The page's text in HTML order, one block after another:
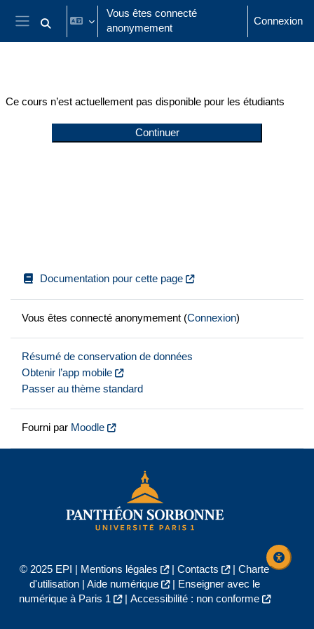
Passer au contenu principal
Panneau latéral
Activer/désactiver la saisie de recherche
Vous êtes connecté
anonymement
Connexion
Ce cours n’est actuellement pas disponible pour les étudiants
Continuer
Documentation pour cette page
Vous êtes connecté anonymement (Connexion)
Résumé de conservation de données
Obtenir l’app mobile
Passer au thème standard
Fourni par Moodle
© 2025 EPI | Mentions légales | Contacts | Charte
d'utilisation| Aide numérique |
Enseigner avec le
numérique à Paris 1
| Accessibilité : non conforme